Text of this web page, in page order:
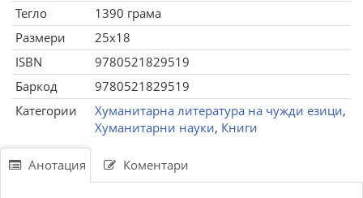
Тегло
1390 грама
Размери
25x18
ISBN
9780521829519
Баркод
9780521829519
Категории
Хуманитарна литература на чужди езици,
Хуманитарни науки, Книги
Анотация Коментари